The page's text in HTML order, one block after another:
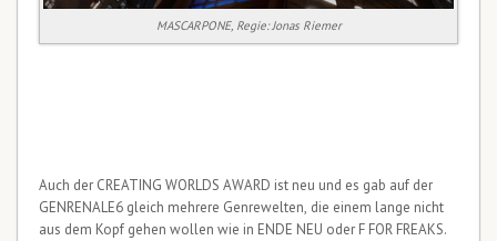
MASCARPONE, Regie: Jonas Riemer
Auch der CREATING WORLDS AWARD ist neu und es gab auf der
GENRENALE6 gleich mehrere Genrewelten, die einem lange nicht
aus dem Kopf gehen wollen wie in ENDE NEU oder F FOR FREAKS.